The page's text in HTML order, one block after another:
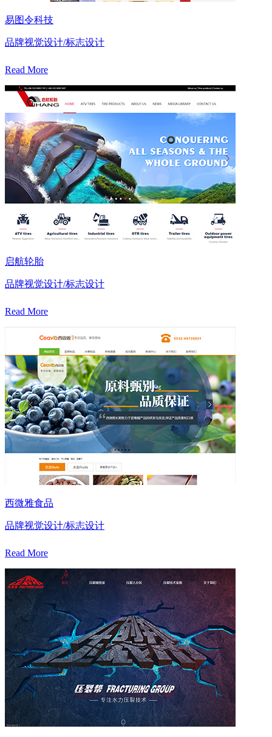
易图令科技
品牌视觉设计/标志设计
Read More
启航轮胎
品牌视觉设计/标志设计
Read More
西微雅食品
品牌视觉设计/标志设计
Read More